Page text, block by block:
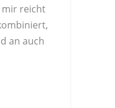
mir reicht
an auch